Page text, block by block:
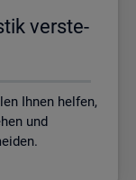
ver­ste­
Ihnen helfen,
und